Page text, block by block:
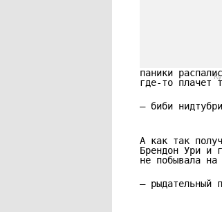
группа panic!
паники
где-то плачет
— биби
А как так
Брендон Ури и
не побывала
—